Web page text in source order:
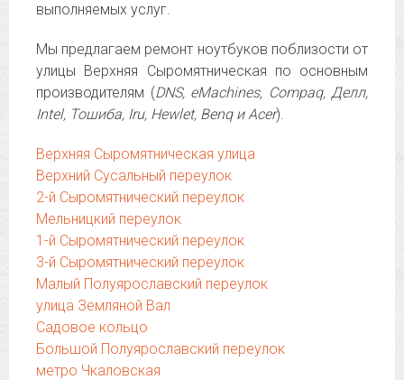
выполняемых услуг.
Мы предлагаем ремонт ноутбуков поблизости от
улицы Верхняя Сыромятническая по основным
производителям (DNS, eMachines, Compaq, Делл,
Intel, Тошиба, Iru, Hewlet, Benq и Acer).
Верхняя Сыромятническая улица
Верхний Сусальный переулок
2-й Сыромятнический переулок
Мельницкий переулок
1-й Сыромятнический переулок
3-й Сыромятнический переулок
Малый Полуярославский переулок
улица Земляной Вал
Садовое кольцо
Большой Полуярославский переулок
метро Чкаловская